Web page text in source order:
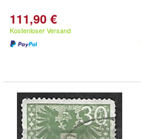
111,90 €
Kostenloser Versand